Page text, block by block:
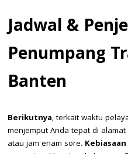
Jadwal &
Penumpang
Banten
Berikutnya, terkait waktu
menjemput Anda tepat di
atau jam enam sore.